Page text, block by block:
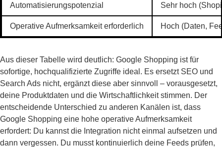
Automatisierungspotenzial Sehr hoch
Operative Aufmerksamkeit erforderlich Hoch (Daten,
Aus dieser Tabelle wird deutlich: Google Shopping ist für
sofortige, hochqualifizierte Zugriffe ideal. Es ersetzt SEO und
Search Ads nicht, ergänzt diese aber sinnvoll – vorausgesetzt,
deine Produktdaten und die Wirtschaftlichkeit stimmen. Der
entscheidende Unterschied zu anderen Kanälen ist, dass
Google Shopping eine hohe operative Aufmerksamkeit
erfordert: Du kannst die Integration nicht einmal aufsetzen und
dann vergessen. Du musst kontinuierlich deine Feeds prüfen,